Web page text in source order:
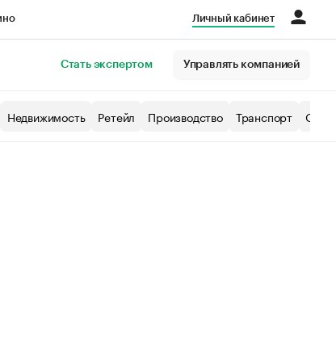
Личный кабинет
Стать экспертом Управлять компанией
Недвижимость Ретейл Производство Транспорт